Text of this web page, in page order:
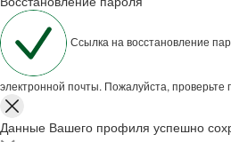
Ссылка на восстановление
электронной почты. Пожалуйста, проверьте
Данные Вашего профиля успешно